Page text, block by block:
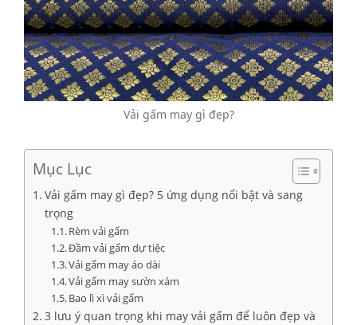
Vải gấm may gì đẹp?
Mục Lục
Vải gấm may gì đẹp? 5 ứng dụng nổi bật và sang
trọng
Rèm vải gấm
Đầm vải gấm dự tiệc
Vải gấm may áo dài
Vải gấm may sườn xám
Bao lì xì vải gấm
3 lưu ý quan trọng khi may vải gấm để luôn đẹp và